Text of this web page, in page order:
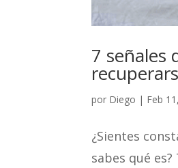
7 señales
por Diego | Feb
¿Sientes
sabes qué